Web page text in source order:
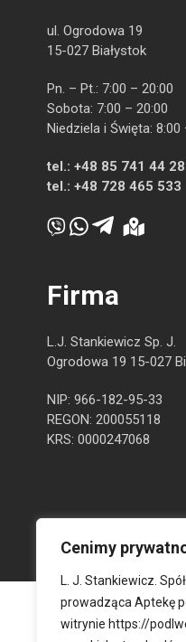
Cenimy
L. J. Stankiewicz.
prowadząca Aptekę
witrynie https://
ul. Ogrodowa 19
15-027 Białystok
Pn. – Pt.: 7:00 – 20:00
Sobota: 7:00 – 20:00
Niedziela i Święta: 8:00
tel.: +48 85 741 44 28
tel.: +48 728 465 533
Firma
L.J. Stankiewicz Sp. J.
Ogrodowa 19 15-027
NIP: 966-182-95-33
REGON: 200055118
KRS: 0000247068